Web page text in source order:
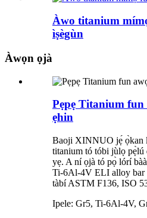
Àwo titanium
ìṣègùn
Àwọn ọjà
Pẹpẹ Titanium
ẹhin
Baoji XINNUO jẹ́ ọ̀kan
titanium tó tóbi jùlọ pẹ̀lú
yẹ. A ní ọjà tó pọ̀ lórí
Ti-6Al-4V ELI alloy bar
tàbí ASTM F136, ISO
Ipele: Gr5, Ti-6Al-4V,